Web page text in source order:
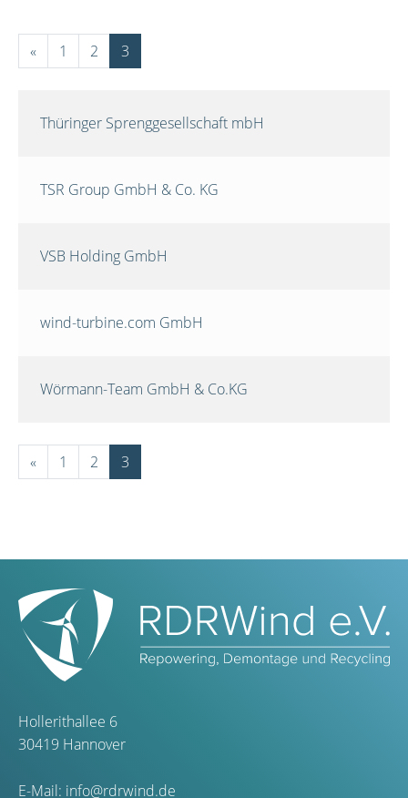
« 1 2 3
Thüringer Sprenggesellschaft mbH
TSR Group GmbH & Co. KG
VSB Holding GmbH
wind-turbine.com GmbH
Wörmann-Team GmbH & Co.KG
« 1 2 3
Hollerithallee 6
30419 Hannover
E-Mail: info@rdrwind.de